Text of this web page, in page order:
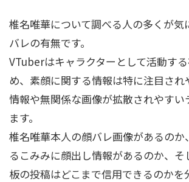
椎名唯華について調べる人の多くが気
バレの有無です。
VTuberはキャラクターとして活動す
め、素顔に関する情報は特に注目さ
情報や無関係な画像が拡散されやすい
ます。
椎名唯華本人の顔バレ画像があるのか
るこみみに顔出し情報があるのか、そ
板の投稿はどこまで信用できるのかを